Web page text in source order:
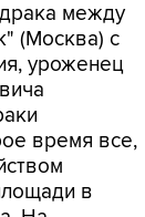
между
(Москва) с
уроженец
время все,
в